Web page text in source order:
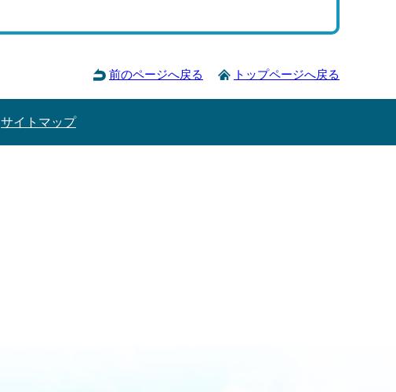
前のページへ戻る トップページへ戻る
サイトマップ